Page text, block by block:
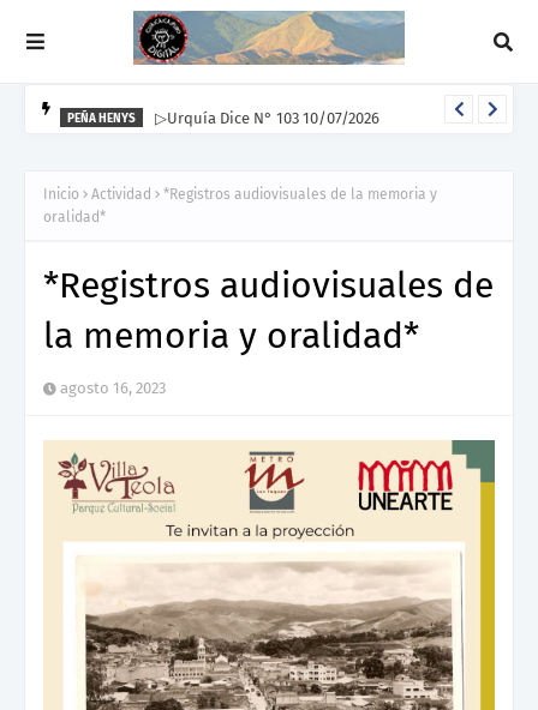
PEÑA HENYS ▷Urquía Dice N° 103 10/07/2026
Inicio Actividad
*Registros audiovisuales de la memoria y
oralidad*
*Registros audiovisuales de
la memoria y oralidad*
agosto 16, 2023